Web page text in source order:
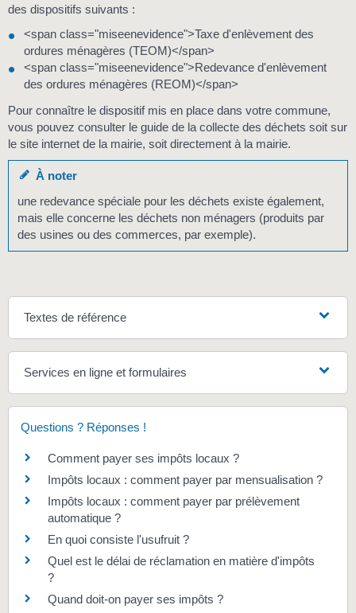
des dispositifs suivants :
<span class="miseenevidence">Taxe d'enlèvement des
ordures ménagères (TEOM)</span>
<span class="miseenevidence">Redevance d'enlèvement
des ordures ménagères (REOM)</span>
Pour connaître le dispositif mis en place dans votre commune,
vous pouvez consulter le guide de la collecte des déchets soit sur
le site internet de la mairie, soit directement à la mairie.
À noter
une redevance spéciale pour les déchets existe également,
mais elle concerne les déchets non ménagers (produits par
des usines ou des commerces, par exemple).
Textes de référence
Services en ligne et formulaires
Questions ? Réponses !
Comment payer ses impôts locaux ?
Impôts locaux : comment payer par mensualisation ?
Impôts locaux : comment payer par prélèvement
automatique ?
En quoi consiste l'usufruit ?
Quel est le délai de réclamation en matière d'impôts
?
Quand doit-on payer ses impôts ?